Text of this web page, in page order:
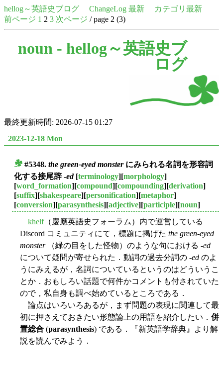
hellog～英語史ブログ ChangeLog 最新
カテゴリ最新
前ページ 1 2 3 次ページ / page 2 (3)
noun - hellog～英語史ブ
ログ
最終更新時間: 2026-07-15 01:27
2023-12-18 Mon
#5348. the green-eyed monsterにみられる名詞を形容詞
化する接尾辞 -ed[terminology][morphology]
[word_formation][compound][compounding][derivation]
[suffix][shakespeare][personification][metaphor]
[conversion][parasynthesis][adjective][participle][noun]
khelf（慶應英語史フォーラム）内で運営している
Discord コミュニティにて，標題に掲げた the green-eyed
monster（緑の目をした怪物）のような句における -ed
について疑問が寄せられた．動詞の過去分詞の -ed のよ
うにみえるが，名詞についているというのはどういうこ
とか．おもしろい話題で何件かコメントも付されていた
ので，私自身も調べ始めているところである．
論点はいろいろあるが，まず問題の表現に関連して最
初に押さえておきたい形態論上の用語を紹介したい． 併
置総合 (parasynthesis) である．『新英語学辞典』より解
説を読んでみよう．